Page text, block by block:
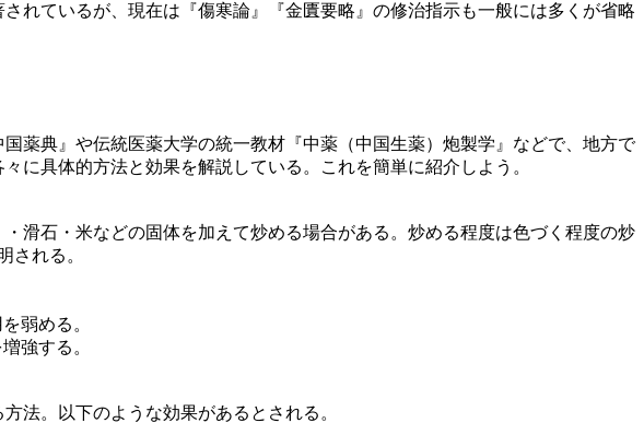
れているが、現在は『傷寒論』『金匱要略』の修治指示も一般には多くが省略
薬典』や伝統医薬大学の統一教材『中薬（中国生薬）炮製学』などで、地方で
に具体的方法と効果を解説している。これを簡単に紹介しよう。
滑石・米などの固体を加えて炒める場合がある。炒める程度は色づく程度の炒
される。
弱める。
強する。
法。以下のような効果があるとされる。